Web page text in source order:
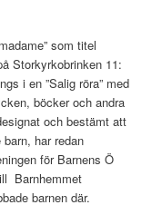
som titel
Storkyrkobrinken 11:
i en ”Salig röra” med
böcker och andra
och bestämt att
har redan
för Barnens Ö
Barnhemmet
barnen där.